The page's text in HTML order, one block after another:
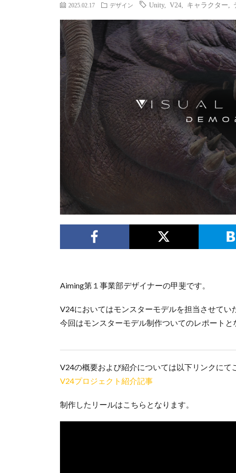
2025.02.17 デザイン Unity, V24 キャラクター
Aiming第１事業部デザイナーの甲斐です。
V24においてはモンスターモデルを担当させてい
今回はモンスターモデル制作ついてのレポートと
V24の概要および紹介については以下リンクにて
V24プロジェクト紹介記事
制作したリールはこちらとなります。